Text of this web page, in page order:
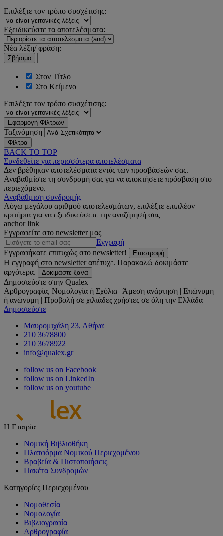
Επιλέξτε τον τρόπο συσχέτισης:
Εξειδικεύστε τα αποτελέσματα:
Νέα λέξη/ φράση:
Σβήσιμο
Στον Τίτλο
Στο Κείμενο
Επιλέξτε τον τρόπο συσχέτισης:
Εφαρμογή Φίλτρων
Ταξινόμηση
Φίλτρα
BACK TO TOP
Συνδεθείτε για περισσότερα αποτελέσματα
Δεν βρέθηκαν αποτελέσματα εντός των προσβάσεών σας.
Αναβαθμίστε τη συνδρομή σας για να αποκτήσετε πρόσβαση στο
περιεχόμενο.
Αναβάθμιση συνδρομής
Λόγω μεγάλου αριθμού αποτελεσμάτων, επιλέξτε επιπλέον
κριτήρια για να εξειδικεύσετε την αναζήτησή σας
anchor link
Εγγραφείτε στο newsletter μας
Εγγραφή
Εγγραφήκατε επιτυχώς στο newsletter!
Επιστροφή
Η εγγραφή στο newsletter απέτυχε. Παρακαλώ δοκιμάστε
αργότερα.
Δοκιμάστε ξανά
Δημοσιεύστε στην Qualex
Αρθρογραφία, Νομολογία ή Σχόλια | Άμεση ανάρτηση | Επώνυμη
ή ανώνυμη | Προβολή σε χιλιάδες χρήστες σε όλη την Ελλάδα
Δημοσιεύστε
Μαυρομιχάλη 23, Αθήνα
210 3678800
210 3678922
info@qualex.gr
follow us on Facebook
follow us on LinkedIn
follow us on youtube
Η Εταιρία
Νομική Βιβλιοθήκη
Πλατφόρμα Νομικού Περιεχομένου
Βραβεία & Πιστοποιήσεις
Πακέτα Συνδρομών
Κατηγορίες Περιεχομένου
Νομοθεσία
Νομολογία
Βιβλιογραφία
Αρθρογραφία